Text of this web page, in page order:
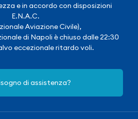
e in accordo con disposizioni
E.N.A.C.
Aviazione Civile),
di Napoli è chiuso dalle 22:30
eccezionale ritardo voli.
di assistenza?